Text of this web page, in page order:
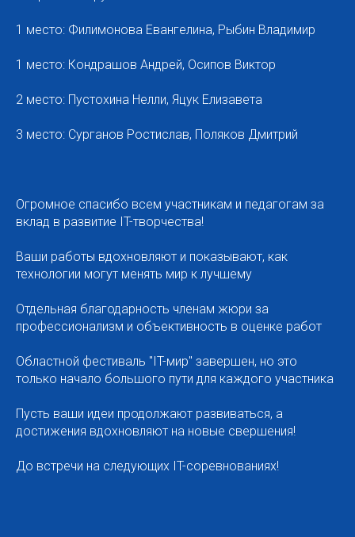
1 место: Филимонова Евангелина, Рыбин Владимир
1 место: Кондрашов Андрей, Осипов Виктор
2 место: Пустохина Нелли, Яцук Елизавета
3 место: Сурганов Ростислав, Поляков Дмитрий
Огромное спасибо всем участникам и педагогам за
вклад в развитие IT-творчества!
Ваши работы вдохновляют и показывают, как
технологии могут менять мир к лучшему
Отдельная благодарность членам жюри за
профессионализм и объективность в оценке работ
Областной фестиваль "IT-мир" завершен, но это
только начало большого пути для каждого участника
Пусть ваши идеи продолжают развиваться, а
достижения вдохновляют на новые свершения!
До встречи на следующих IT-соревнованиях!